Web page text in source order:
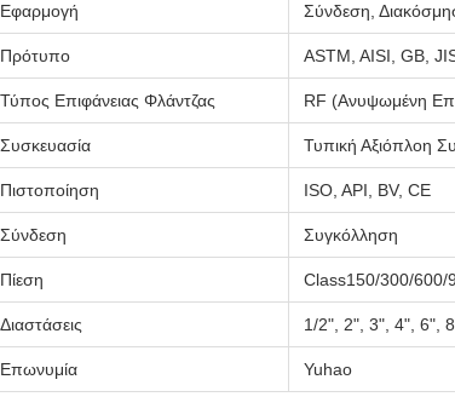
Εφαρμογή Σύνδεση,
Πρότυπο ASTM, AISI, GB,
Τύπος Επιφάνειας Φλάντζας RF (Ανυψωμένη
Συσκευασία Τυπική Αξιόπλοη
Πιστοποίηση ISO, API, BV, CE
Σύνδεση Συγκόλληση
Πίεση Class150/300/600/
Διαστάσεις 1/2", 2", 3", 4", 6",
Επωνυμία Yuhao